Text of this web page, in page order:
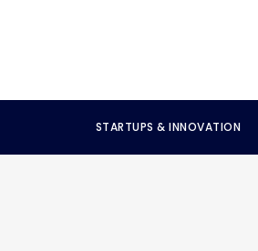
STARTUPS & INNOVATION